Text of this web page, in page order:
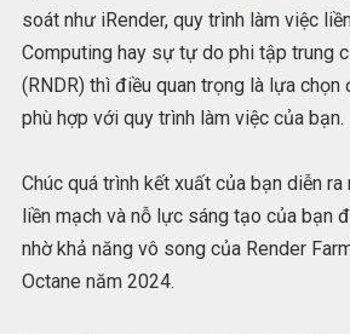
soát như iRender, quy trình làm việc
Computing hay sự tự do phi tập trung
(RNDR) thì điều quan trọng là lựa
phù hợp với quy trình làm việc của bạn.
Chúc quá trình kết xuất của bạn diễn ra
liền mạch và nỗ lực sáng tạo của bạn
nhờ khả năng vô song của Render
Octane năm 2024.